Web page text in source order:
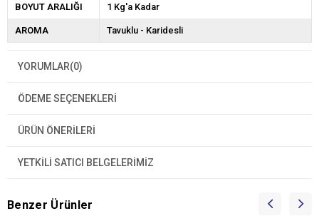
BOYUT ARALIĞI 1 Kg'a Kadar
AROMA Tavuklu - Karidesli
YORUMLAR(0)
ÖDEME SEÇENEKLERI
ÜRÜN ÖNERILERI
YETKİLİ SATICI BELGELERİMİZ
Benzer Ürünler